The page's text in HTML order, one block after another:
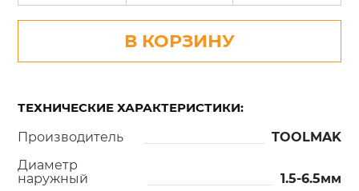
В КОРЗИНУ
ТЕХНИЧЕСКИЕ ХАРАКТЕРИСТИКИ:
Производитель
TOOLMAK
Диаметр
наружный
1.5-6.5мм